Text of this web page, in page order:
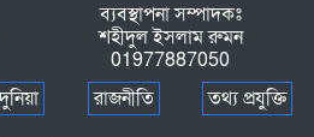
ব্যবস্থাপনা সম্পাদকঃ
শহীদুল ইসলাম রুমন
01977887050
দুনিয়া রাজনীতি তথ্য প্রযুক্তি